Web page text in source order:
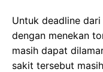
Untuk deadline
dengan menekan
masih dapat
sakit tersebut